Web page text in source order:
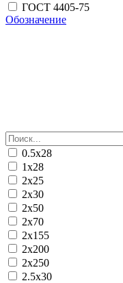
ГОСТ 4405-75
Обозначение
0.5х28
1х28
2х25
2х30
2х50
2х70
2х155
2х200
2х250
2.5х30